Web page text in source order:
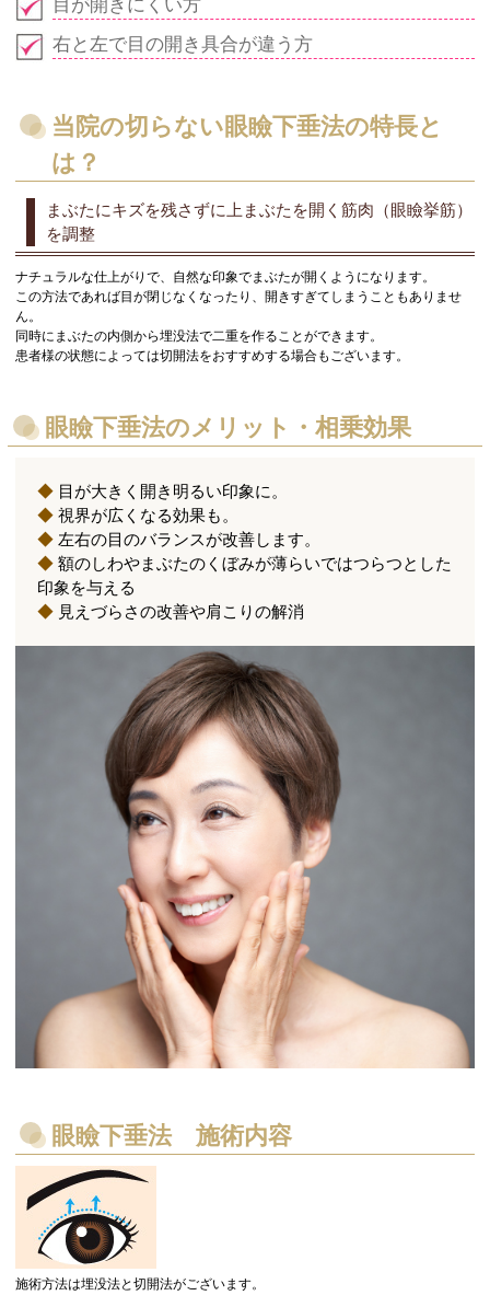
目が開きにくい方
右と左で目の開き具合が違う方
当院の切らない眼瞼下垂法の特長と
は？
まぶたにキズを残さずに上まぶたを開く筋肉（眼瞼挙筋）
を調整
ナチュラルな仕上がりで、自然な印象でまぶたが開くようになります。
この方法であれば目が閉じなくなったり、開きすぎてしまうこともありませ
ん。
同時にまぶたの内側から埋没法で二重を作ることができます。
患者様の状態によっては切開法をおすすめする場合もございます。
眼瞼下垂法のメリット・相乗効果
◆目が大きく開き明るい印象に。
◆視界が広くなる効果も。
◆左右の目のバランスが改善します。
◆額のしわやまぶたのくぼみが薄らいではつらつとした
印象を与える
◆見えづらさの改善や肩こりの解消
眼瞼下垂法 施術内容
施術方法は埋没法と切開法がございます。